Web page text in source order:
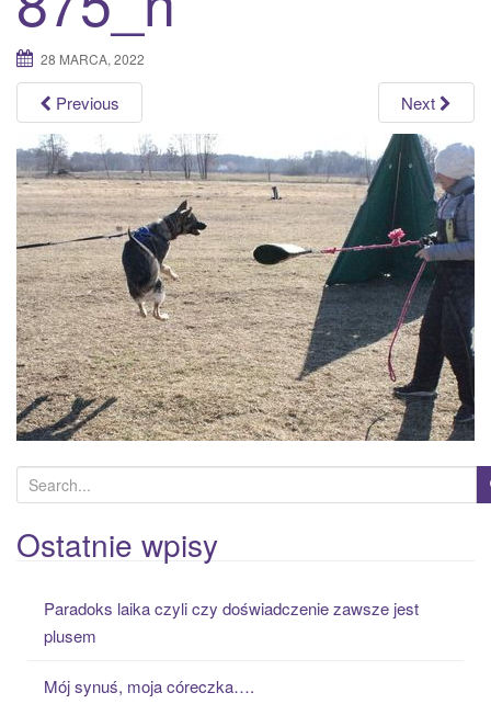
o
n
28 MARCA, 2022
Previous Next
e
a
r
Ostatnie wpisy
Paradoks laika czyli czy doświadczenie zawsze jest
plusem
Mój synuś, moja córeczka….